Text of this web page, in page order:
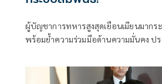
ผู้บัญชาการทหารสูงสุดเยือนเมียนมาก
พร้อมย้ำความร่วมมือด้านความมั่นคง ป
ศึกษาในหลักสูตร เสธ. ร่วม